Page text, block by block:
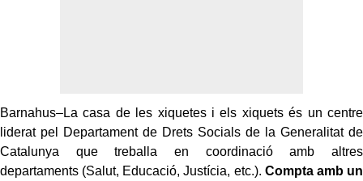
Barnahus–La casa de les xiquetes i els xiquets és un centre
liderat pel Departament de Drets Socials de la Generalitat de
Catalunya que treballa en coordinació amb altres
departaments (Salut, Educació, Justícia, etc.). Compta amb un